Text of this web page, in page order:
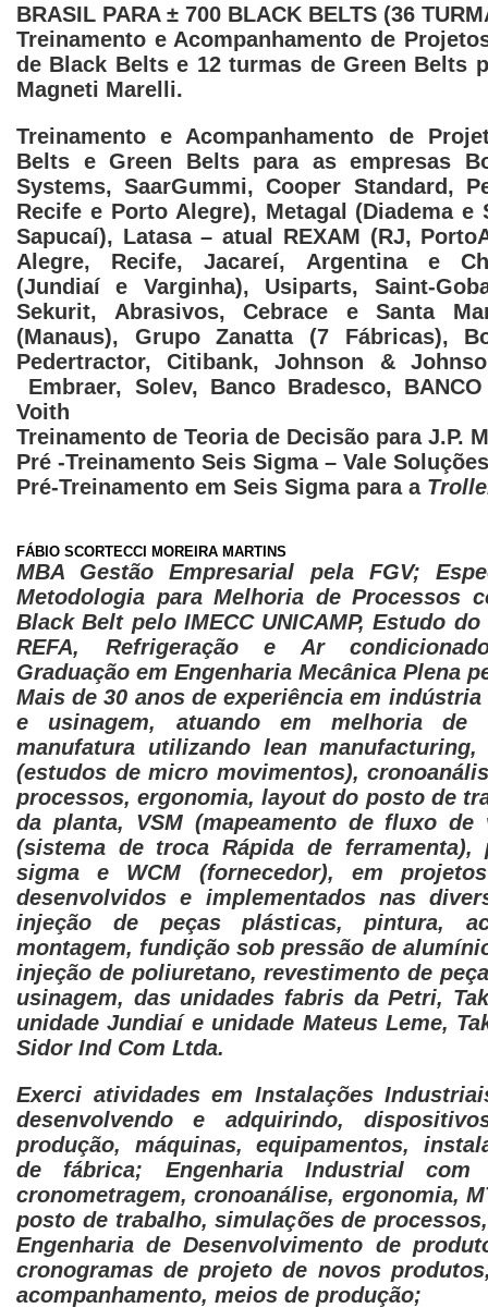
BRASIL PARA ± 700 BLACK BELTS (36
Treinamento e Acompanhamento de
de Black Belts e 12 turmas de Green Belts
Magneti Marelli.
Treinamento e Acompanhamento de
Belts e Green Belts para as empresas
Systems, SaarGummi, Cooper Standard,
Recife e Porto Alegre), Metagal (Diadema e
Sapucaí), Latasa – atual REXAM (RJ,
Alegre, Recife, Jacareí, Argentina e
(Jundiaí e Varginha), Usiparts, Saint-
Sekurit, Abrasivos, Cebrace e Santa
(Manaus), Grupo Zanatta (7 Fábricas),
Pedertractor, Citibank, Johnson &
Embraer, Solev, Banco Bradesco,
Voith
Treinamento de Teoria de Decisão para J.P.
Pré -Treinamento Seis Sigma – Vale
Pré-Treinamento em Seis Sigma para a
FÁBIO SCORTECCI MOREIRA MARTINS
MBA Gestão Empresarial pela FGV;
Metodologia para Melhoria de Processos
Black Belt pelo IMECC UNICAMP, Estudo
REFA, Refrigeração e Ar
Graduação em Engenharia Mecânica Plena
Mais de 30 anos de experiência em indústria
e usinagem, atuando em melhoria de
manufatura utilizando lean manufacturing,
(estudos de micro movimentos),
processos, ergonomia, layout do posto de
da planta, VSM (mapeamento de fluxo de
(sistema de troca Rápida de ferramenta),
sigma e WCM (fornecedor), em
desenvolvidos e implementados nas
injeção de peças plásticas, pintura,
montagem, fundição sob pressão de
injeção de poliuretano, revestimento de
usinagem, das unidades fabris da Petri,
unidade Jundiaí e unidade Mateus Leme,
Sidor Ind Com Ltda.
Exerci atividades em Instalações
desenvolvendo e adquirindo,
produção, máquinas, equipamentos,
de fábrica; Engenharia Industrial com
cronometragem, cronoanálise, ergonomia,
posto de trabalho, simulações de
Engenharia de Desenvolvimento de
cronogramas de projeto de novos
acompanhamento, meios de produção;